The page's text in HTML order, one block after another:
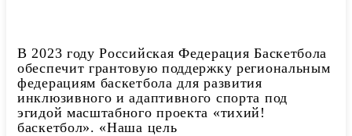
В 2023 году Российская Федерация Баскетбола
обеспечит грантовую поддержку региональным
федерациям баскетбола для развития
инклюзивного и адаптивного спорта под
эгидой масштабного проекта «тихий!
баскетбол». «Наша цель